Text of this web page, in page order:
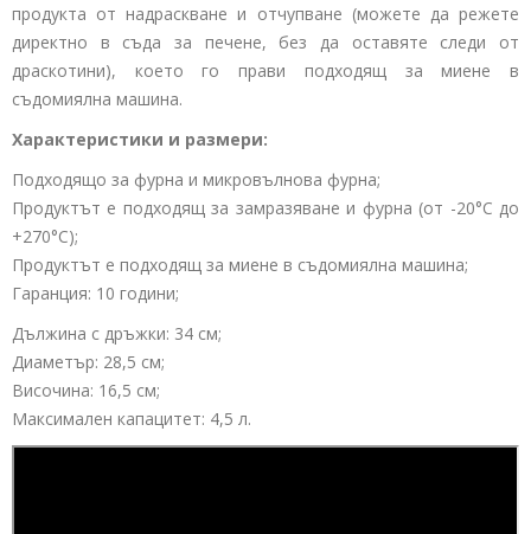
продукта от надраскване и отчупване (можете да режете
директно в съда за печене, без да оставяте следи от
драскотини), което го прави подходящ за миене в
съдомиялна машина.
Характеристики и размери:
Подходящо за фурна и микровълнова фурна;
Продуктът е подходящ за замразяване и фурна (от -20°C до
+270°C);
Продуктът е подходящ за миене в съдомиялна машина;
Гаранция: 10 години;
Дължина с дръжки: 34 см;
Диаметър: 28,5 см;
Височина: 16,5 см;
Максимален капацитет: 4,5 л.